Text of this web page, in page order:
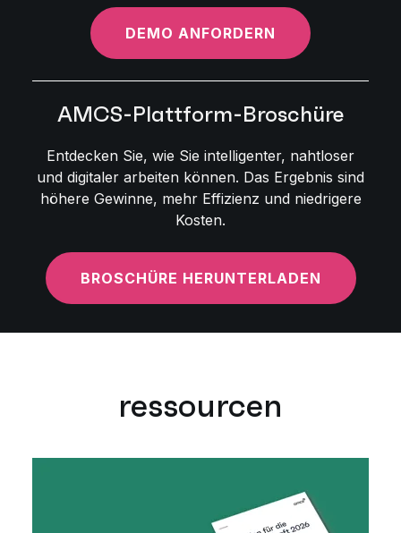
DEMO ANFORDERN
AMCS-Plattform-Broschüre
Entdecken Sie, wie Sie intelligenter, nahtloser
und digitaler arbeiten können. Das Ergebnis sind
höhere Gewinne, mehr Effizienz und niedrigere
Kosten.
BROSCHÜRE HERUNTERLADEN
ressourcen